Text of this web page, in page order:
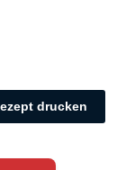
drucken